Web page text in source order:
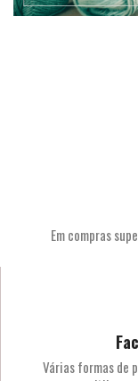
Em compras
Várias formas de